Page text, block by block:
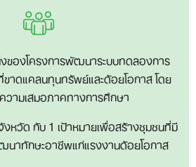
ของโครงการพัฒนาระบบทดลองการ
ดแคลนทุนทรัพย์และด้อยโอกาส โดย
ามเสมอภาคทางการศึกษา
หวัด กับ 1 เป้าหมายเพื่อสร้างชุมชนที่มี
าทักษะอาชีพแก่แรงงานด้อยโอกาส